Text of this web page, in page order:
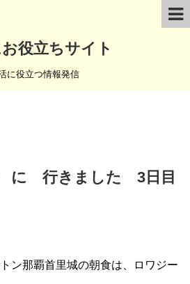
役立ちサイト
に役立つ情報発信
に 行きました 3日目
ン那覇首里城の朝食は、ロワジー